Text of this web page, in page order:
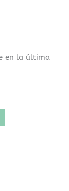
en la última